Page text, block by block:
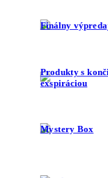
Finálny
Produkty s
exspiráciou
Mystery Box